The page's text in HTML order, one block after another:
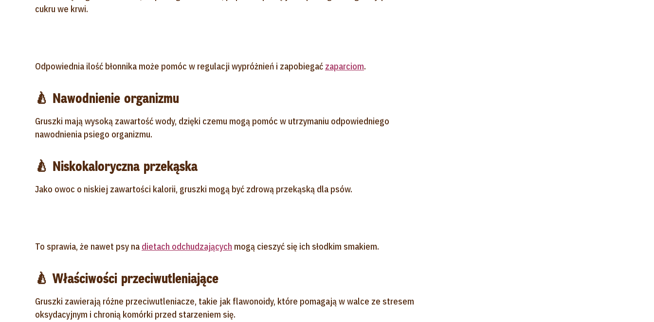
cukru we krwi.
Odpowiednia ilość błonnika może pomóc w regulacji wypróżnień i zapobiegać zaparciom.
🍐 Nawodnienie organizmu
Gruszki mają wysoką zawartość wody, dzięki czemu mogą pomóc w utrzymaniu odpowiedniego
nawodnienia psiego organizmu.
🍐 Niskokaloryczna przekąska
Jako owoc o niskiej zawartości kalorii, gruszki mogą być zdrową przekąską dla psów.
To sprawia, że nawet psy na dietach odchudzających mogą cieszyć się ich słodkim smakiem.
🍐 Właściwości przeciwutleniające
Gruszki zawierają różne przeciwutleniacze, takie jak flawonoidy, które pomagają w walce ze stresem
oksydacyjnym i chronią komórki przed starzeniem się.